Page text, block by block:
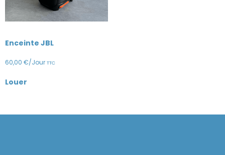
Enceinte JBL
60,00 €/Jour TTC
Louer